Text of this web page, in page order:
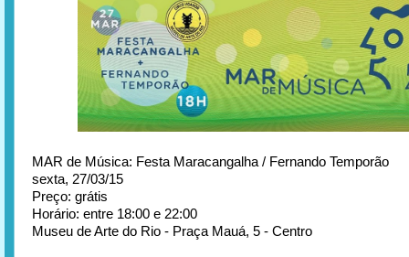
MAR de Música: Festa Maracangalha / Fernando Temporão
sexta, 27/03/15
Preço: grátis
Horário: entre 18:00 e 22:00
Museu de Arte do Rio - Praça Mauá, 5 - Centro